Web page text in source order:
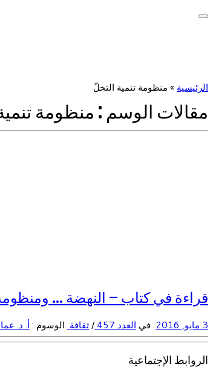
الرئيسية » منظومة تنمية التخلّ
مقالات الوسم : منظومة
قراءة في كتاب – النهضة …
3 مايو, 2016 في العدد 457 /ثقافة الوسوم :أ. د.
الروابط الإجتماعية